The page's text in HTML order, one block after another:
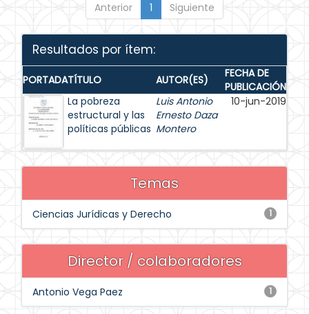
Anterior 1 Siguiente
Resultados por ítem:
PORTADATÍTULO AUTOR(ES)
FECHA DE
PUBLICACIÓN
La pobreza
estructural y las
políticas públicas
Luis Antonio
Ernesto Daza
Montero
10-jun-2019
Temas
1
Ciencias Jurídicas y Derecho
Director / colaboradores
1
Antonio Vega Paez